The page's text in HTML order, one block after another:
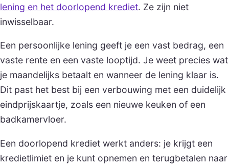
lening en het doorlopend krediet. Ze zijn niet
inwisselbaar.
Een persoonlijke lening geeft je een vast bedrag, een
vaste rente en een vaste looptijd. Je weet precies wat
je maandelijks betaalt en wanneer de lening klaar is.
Dit past het best bij een verbouwing met een duidelijk
eindprijskaartje, zoals een nieuwe keuken of een
badkamervloer.
Een doorlopend krediet werkt anders: je krijgt een
kredietlimiet en je kunt opnemen en terugbetalen naar